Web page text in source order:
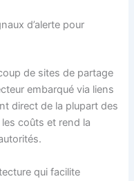
d’alerte pour
de sites de partage
embarqué via liens
direct de la plupart des
coûts et rend la
qui facilite